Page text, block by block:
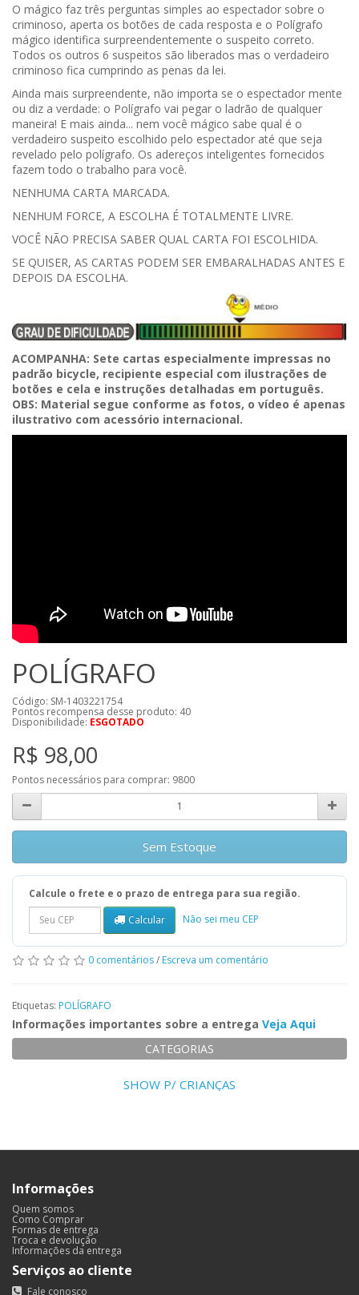
O mágico faz três perguntas simples ao espectador sobre o
criminoso, aperta os botões de cada resposta e o Polígrafo
mágico identifica surpreendentemente o suspeito correto.
Todos os outros 6 suspeitos são liberados mas o verdadeiro
criminoso fica cumprindo as penas da lei.
Ainda mais surpreendente, não importa se o espectador mente
ou diz a verdade: o Polígrafo vai pegar o ladrão de qualquer
maneira! E mais ainda... nem você mágico sabe qual é o
verdadeiro suspeito escolhido pelo espectador até que seja
revelado pelo polígrafo. Os adereços inteligentes fornecidos
fazem todo o trabalho para você.
NENHUMA CARTA MARCADA.
NENHUM FORCE, A ESCOLHA É TOTALMENTE LIVRE.
VOCÊ NÃO PRECISA SABER QUAL CARTA FOI ESCOLHIDA.
SE QUISER, AS CARTAS PODEM SER EMBARALHADAS ANTES E
DEPOIS DA ESCOLHA.
ACOMPANHA: Sete cartas especialmente impressas no
padrão bicycle, recipiente especial com ilustrações de
botões e cela e instruções detalhadas em português.
OBS: Material segue conforme as fotos, o vídeo é apenas
ilustrativo com acessório internacional.
POLÍGRAFO
Código: SM-1403221754
Pontos recompensa desse produto: 40
Disponibilidade: ESGOTADO
R$ 98,00
Pontos necessários para comprar: 9800
Sem Estoque
Calcule o frete e o prazo de entrega para sua região.
Calcular
Não sei meu CEP
0 comentários/ Escreva um comentário
Etiquetas: POLÍGRAFO
Informações importantes sobre a entrega Veja Aqui
CATEGORIAS
SHOW P/ CRIANÇAS
Informações
Quem somos
Como Comprar
Formas de entrega
Troca e devolução
Informações da entrega
Serviços ao cliente
Fale conosco